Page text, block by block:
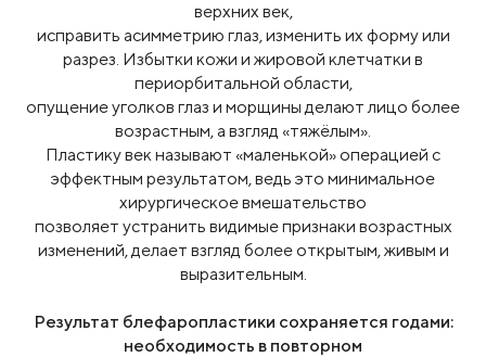
верхних век,
исправить асимметрию глаз, изменить их форму или
разрез. Избытки кожи и жировой клетчатки в
периорбитальной области,
опущение уголков глаз и морщины делают лицо более
возрастным, а взгляд «тяжёлым».
Пластику век называют «маленькой» операцией с
эффектным результатом, ведь это минимальное
хирургическое вмешательство
позволяет устранить видимые признаки возрастных
изменений, делает взгляд более открытым, живым и
выразительным.
Результат блефаропластики сохраняется годами:
необходимость в повторном